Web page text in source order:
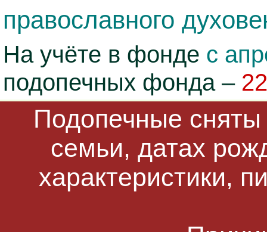
православного
На учёте в фонде с
подопечных фонда –
Подопечные
семьи, датах
характеристики,